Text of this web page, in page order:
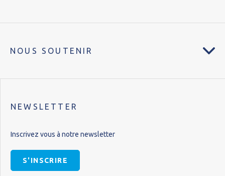
NOUS SOUTENIR
NEWSLETTER
Inscrivez vous à notre newsletter
S'INSCRIRE